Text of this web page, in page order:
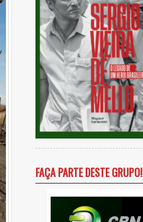
FAÇA PARTE DESTE GRUPO!